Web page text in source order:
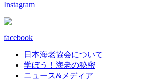
Instagram
facebook
日本海老協会について
学ぼう！海老の秘密
ニュース&メディア